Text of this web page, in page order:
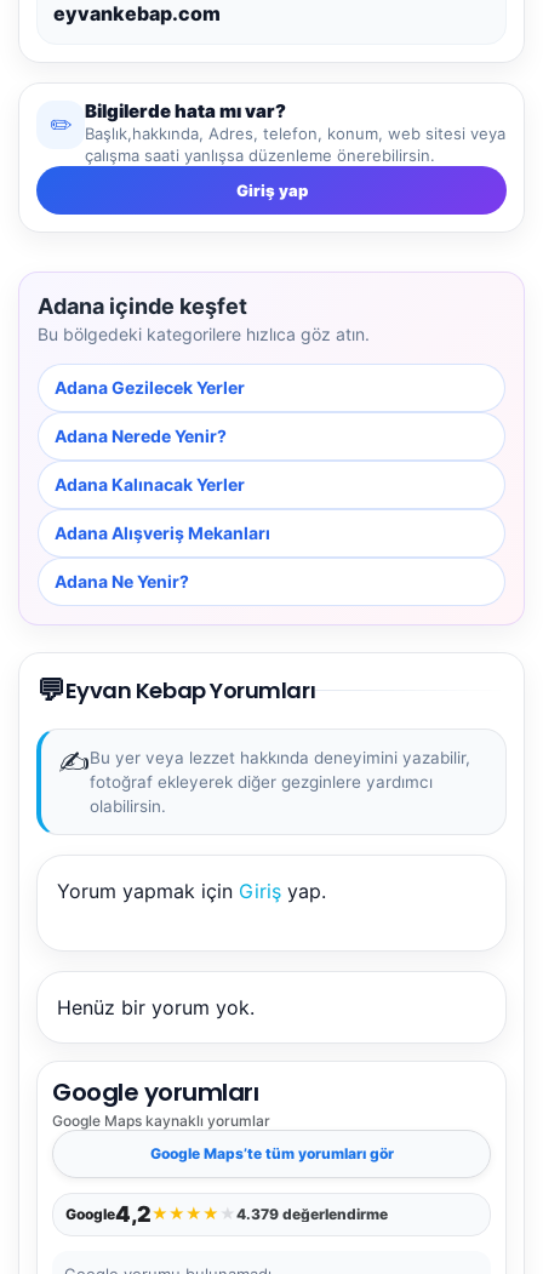
eyvankebap.com
✏️
Bilgilerde hata mı var?
Başlık,hakkında, Adres, telefon, konum, web sitesi veya
çalışma saati yanlışsa düzenleme önerebilirsin.
Giriş yap
Adana içinde keşfet
Bu bölgedeki kategorilere hızlıca göz atın.
Adana Gezilecek Yerler
Adana Nerede Yenir?
Adana Kalınacak Yerler
Adana Alışveriş Mekanları
Adana Ne Yenir?
💬Eyvan Kebap Yorumları
✍️Bu yer veya lezzet hakkında deneyimini yazabilir,
fotoğraf ekleyerek diğer gezginlere yardımcı
olabilirsin.
Yorum yapmak için Giriş yap.
Henüz bir yorum yok.
Google yorumları
Google Maps kaynaklı yorumlar
Google Maps’te tüm yorumları gör
Google4,2★★★★ ★ 4.379 değerlendirme
NBY Akıllı Asistan
AI kullanmadan, sitedeki gerçek yerlerle akıllı rota
önerir.
Şehir / ilçe
🧭 Rehber ⭐ Popüler ✨ İlk kez gelen